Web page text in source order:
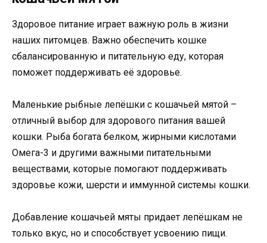
Здоровое питание играет важную роль в жизни
наших питомцев. Важно обеспечить кошке
сбалансированную и питательную еду, которая
поможет поддерживать её здоровье.
Маленькие рыбные лепёшки с кошачьей мятой –
отличный выбор для здорового питания вашей
кошки. Рыба богата белком, жирными кислотами
Омега-3 и другими важными питательными
веществами, которые помогают поддерживать
здоровье кожи, шерсти и иммунной системы кошки.
Добавление кошачьей мяты придает лепёшкам не
только вкус, но и способствует усвоению пищи.